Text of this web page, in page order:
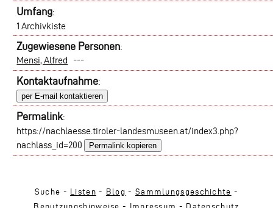
Umfang:
1 Archivkiste
Zugewiesene Personen:
Mensi, Alfred ---
Kontaktaufnahme:
per E-mail kontaktieren
Permalink:
https://nachlaesse.tiroler-landesmuseen.at/index3.php?
nachlass_id=200
Permalink kopieren
Suche - Listen - Blog - Sammlungsgeschichte -